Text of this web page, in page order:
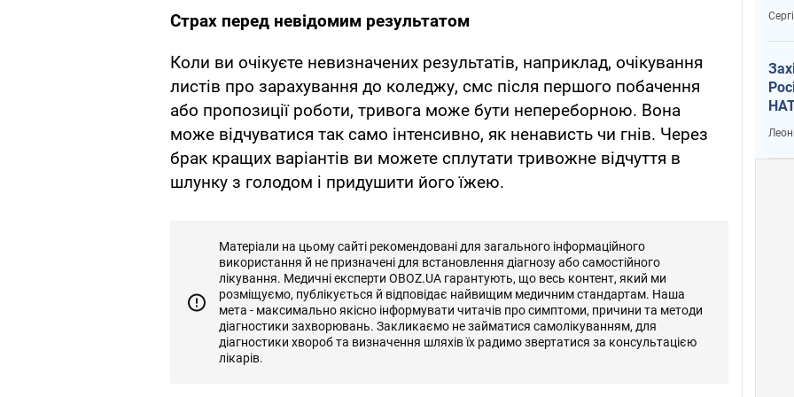
Страх перед невідомим результатом
Коли ви очікуєте невизначених результатів, наприклад, очікування
листів про зарахування до коледжу, смс після першого побачення
або пропозиції роботи, тривога може бути непереборною. Вона
може відчуватися так само інтенсивно, як ненависть чи гнів. Через
брак кращих варіантів ви можете сплутати тривожне відчуття в
шлунку з голодом і придушити його їжею.
Матеріали на цьому сайті рекомендовані для загального інформаційного
використання й не призначені для встановлення діагнозу або самостійного
лікування. Медичні експерти OBOZ.UA гарантують, що весь контент, який ми
розміщуємо, публікується й відповідає найвищим медичним стандартам. Наша
мета - максимально якісно інформувати читачів про симптоми, причини та методи
діагностики захворювань. Закликаємо не займатися самолікуванням, для
діагностики хвороб та визначення шляхів їх радимо звертатися за консультацією
лікарів.